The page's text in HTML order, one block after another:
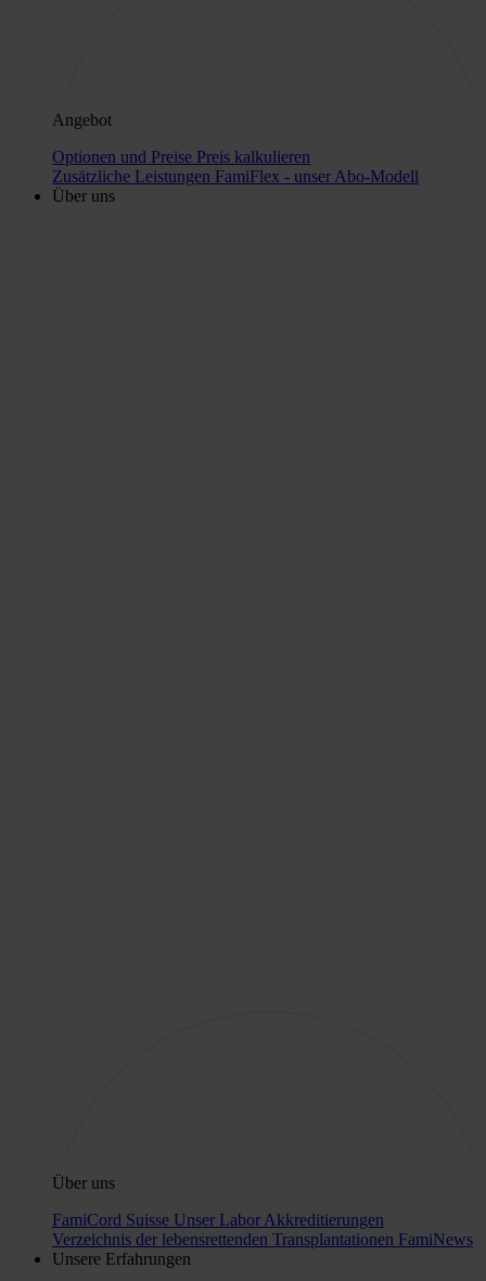
Angebot
Optionen und Preise Preis kalkulieren
Zusätzliche Leistungen FamiFlex - unser Abo-Modell
Über uns
Über uns
FamiCord Suisse Unser Labor Akkreditierungen
Verzeichnis der lebensrettenden Transplantationen FamiNews
Unsere Erfahrungen